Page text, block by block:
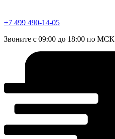
+7 499 490-14-05
Звоните с 09:00 до 18:00 по МСК